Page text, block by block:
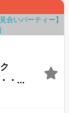
・・
な